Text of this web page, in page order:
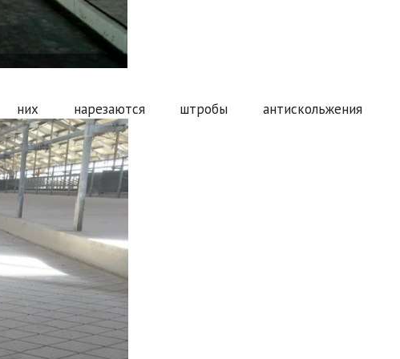
нарезаются штробы антискольжения